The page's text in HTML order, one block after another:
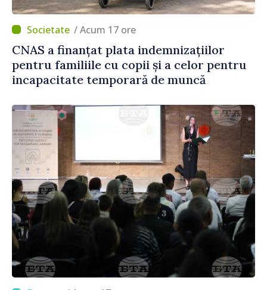
/ Acum 17 ore
CNAS a finanțat plata indemnizațiilor
pentru familiile cu copii și a celor pentru
incapacitate temporară de muncă